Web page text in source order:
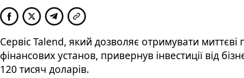
Сервіс Talend, який дозволяє отримувати миттєві
фінансових установ, привернув інвестиції від
120 тисяч доларів.